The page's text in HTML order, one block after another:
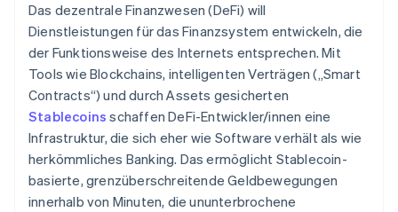
Das dezentrale Finanzwesen (DeFi) will
Dienstleistungen für das Finanzsystem entwickeln, die
der Funktionsweise des Internets entsprechen. Mit
Tools wie Blockchains, intelligenten Verträgen („Smart
Contracts“) und durch Assets gesicherten
Stablecoins schaffen DeFi-Entwickler/innen eine
Infrastruktur, die sich eher wie Software verhält als wie
herkömmliches Banking. Das ermöglicht Stablecoin-
basierte, grenzüberschreitende Geldbewegungen
innerhalb von Minuten, die ununterbrochene